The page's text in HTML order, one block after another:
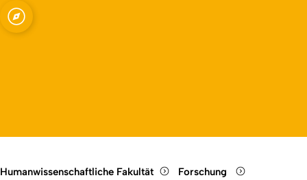
Open quicklink menu
Humanwissenschaftliche Fakultät
Forschung